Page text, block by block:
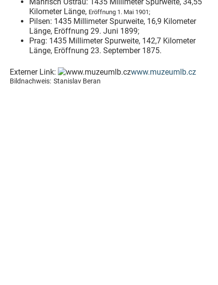
Kilometer Länge, Eröffnung 1. Mai 1901;
Pilsen: 1435 Millimeter Spurweite, 16,9 Kilometer
Länge, Eröffnung 29. Juni 1899;
Prag: 1435 Millimeter Spurweite, 142,7 Kilometer
Länge, Eröffnung 23. September 1875.
Externer Link: www.muzeumlb.cz
Bildnachweis: Stanislav Beran